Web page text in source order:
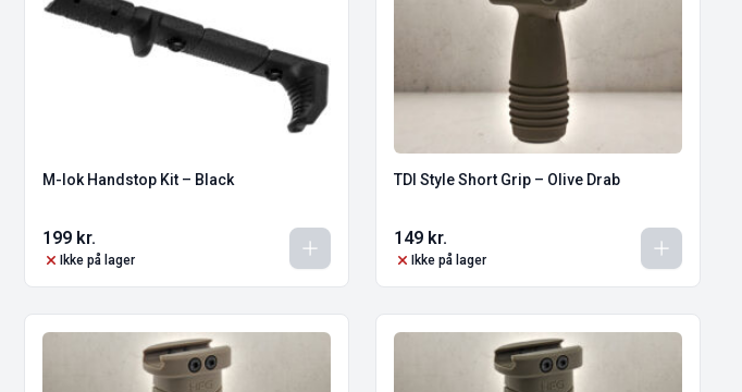
M-lok Handstop Kit – Black
199 kr.
Ikke på lager
TDI Style Short Grip – Olive Drab
149 kr.
Ikke på lager